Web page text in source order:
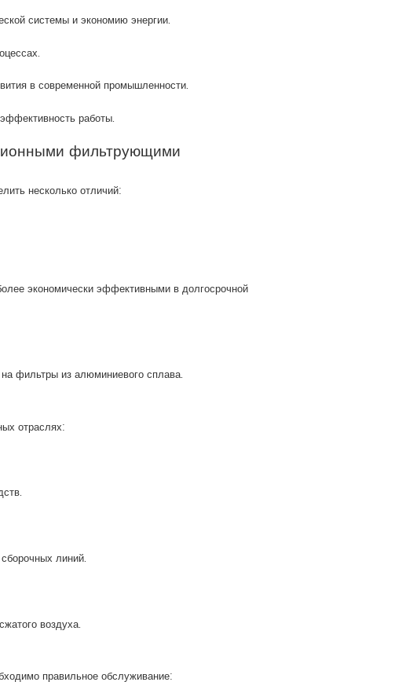
системы и экономию энергии.
в современной промышленности.
работы.
фильтрующими
несколько отличий:
экономически эффективными в долгосрочной
фильтры из алюминиевого сплава.
отраслях:
линий.
воздуха.
правильное обслуживание: